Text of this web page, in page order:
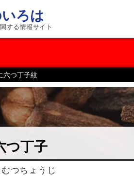
ろは
する情報サイト
六つ丁子紋
つ丁子
つちょうじ